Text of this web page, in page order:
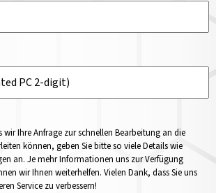
wir Ihre Anfrage zur schnellen Bearbeitung an die
können, geben Sie bitte so viele Details wie
an. Je mehr Informationen uns zur Verfügung
wir Ihnen weiterhelfen. Vielen Dank, dass Sie uns
Service zu verbessern!